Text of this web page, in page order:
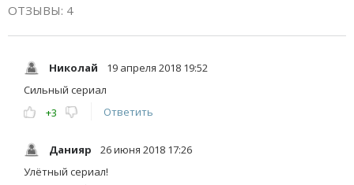
ОТЗЫВЫ: 4
Николай
19 апреля 2018 19:52
Сильный сериал
+3
Ответить
Данияр
26 июня 2018 17:26
Улётный сериал!